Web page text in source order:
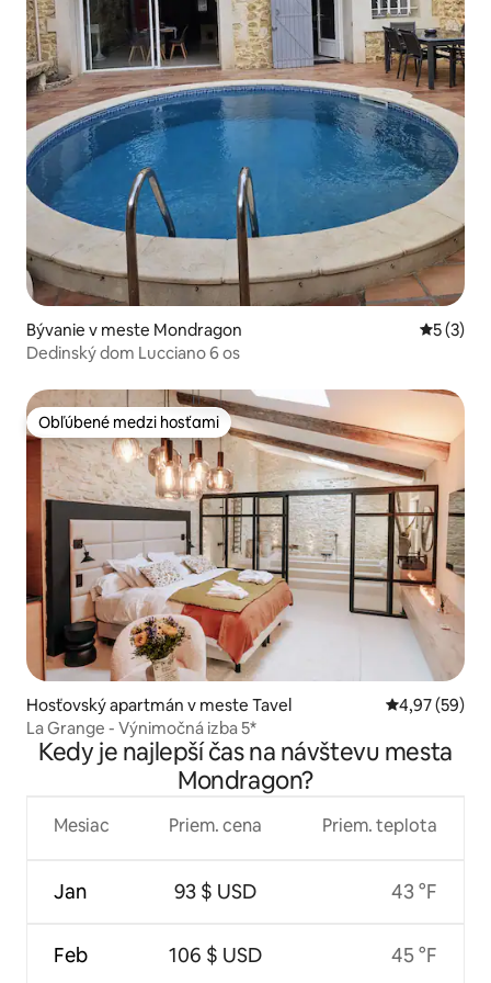
Bývanie v meste Mondragon
5 (3)
Dedinský dom Lucciano 6 os
Obľúbené medzi hosťami
Obľúbené medzi hosťami
Hosťovský apartmán v meste Tavel Priemerné
4,97 (59)
La Grange - Výnimočná izba 5*
Kedy je najlepší čas na návštevu mesta
Mondragon?
Mesiac
Jan
Feb
Priem. cena
93 $ USD
106 $ USD
Priem. teplota
43 °F
45 °F